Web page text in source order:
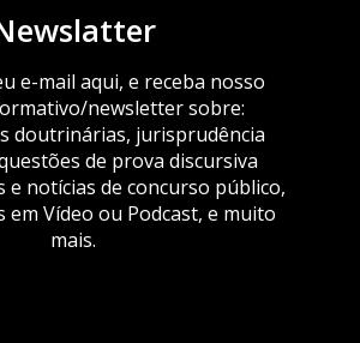
e-mail aqui, e receba nosso
newsletter sobre:
doutrinárias, jurisprudência
de prova discursiva
e notícias de concurso público,
Vídeo ou Podcast, e muito
mais.